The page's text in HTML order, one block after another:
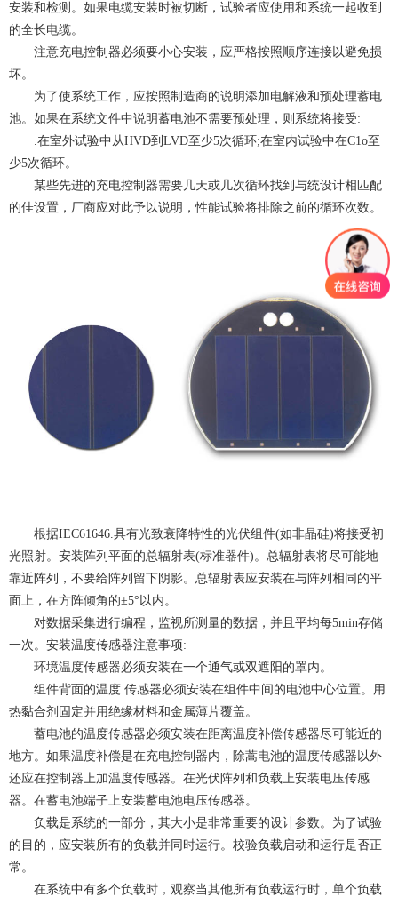
安装和检测。 如果电缆安装时被切断 ， 试验者应使用和系统一起收到
的全长电缆。
注意充电控制器必须要小心安装，应严格按照顺序连接以避免损
坏。
为了使系统工作， 应按照制造商的说明添加电解液和预处理蓄电
池。如果在系统文件中说明蓄电池不需要预处理，则系统将接受:
.在室外试验中从HVD到LVD至少5次循环;在室内试验中在C1o至
少5次循环。
某些先进的充电控制器需要几天或几次循环找到与统设计相匹配
的佳设置，厂商应对此予以说明，性能试验将排除之前的循环次数。
根据IEC61646.具有光致衰降特性的光伏组件(如非晶硅)将接受初
光照射。安装阵列平面的总辐射表(标准器件)。总辐射表将尽可能地
靠近阵列，不要给阵列留下阴影。总辐射表应安装在与阵列相同的平
面上，在方阵倾角的±5°以内。
对数据采集进行编程，监视所测量的数据，并且平均每5min存储
一次。安装温度传感器注意事项:
环境温度传感器必须安装在一个通气或双遮阳的罩内。
组件背面的温度 传感器必须安装在组件中间的电池中心位置。用
热黏合剂固定并用绝缘材料和金属薄片覆盖。
蓄电池的温度传感器必须安装在距离温度补偿传感器尽可能近的
地方。如果温度补偿是在充电控制器内，除蒿电池的温度传感器以外
还应在控制器上加温度传感器。在光伏阵列和负载上安装电压传感
器。在蓄电池端子上安装蓄电池电压传感器。
负载是系统的一部分，其大小是非常重要的设计参数。为了试验
的目的，应安装所有的负载并同时运行。校验负载启动和运行是否正
常。
在系统中有多个负载时，观察当其他所有负载运行时，单个负载